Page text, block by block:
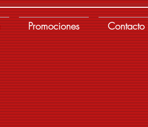
Promociones Contacto